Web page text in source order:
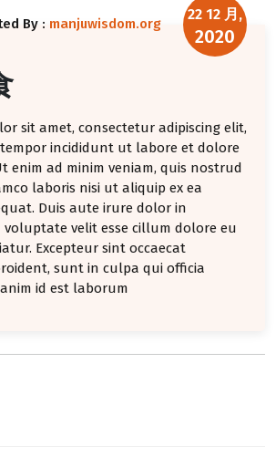
By : manjuwisdom.org
22 12 月,
2020
sit amet, consectetur adipiscing elit,
incididunt ut labore et dolore
enim ad minim veniam, quis nostrud
laboris nisi ut aliquip ex ea
Duis aute irure dolor in
velit esse cillum dolore eu
Excepteur sint occaecat
sunt in culpa qui officia
id est laborum